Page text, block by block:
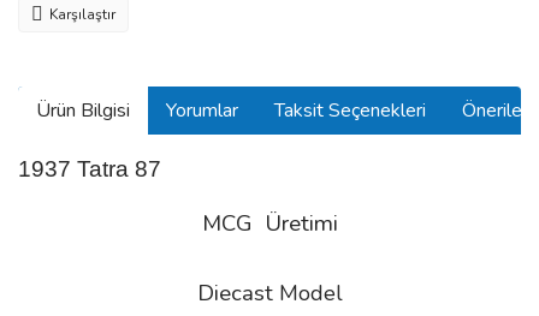
Karşılaştır
Ürün Bilgisi Yorumlar Taksit Seçenekleri
1937 Tatra 87
MCG Üretimi
Diecast Model